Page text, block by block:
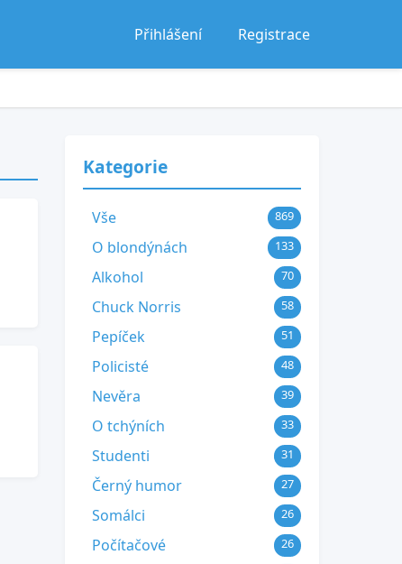
Přihlášení Registrace
Kategorie
Vše 869
O blondýnách 133
Alkohol 70
Chuck Norris 58
Pepíček 51
Policisté 48
Nevěra 39
O tchýních 33
Studenti 31
Černý humor 27
Somálci 26
Počítačové 26